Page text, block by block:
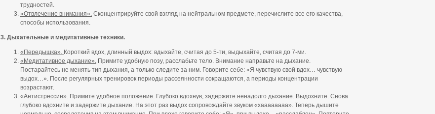
трудностей.
«Отвлечение внимания». Сконцентрируйте свой взгляд на нейтральном предмете, перечислите все его качества,
способы использования.
3. Дыхательные и медитативные техники.
«Передышка». Короткий вдох, длинный выдох: вдыхайте, считая до 5-ти, выдыхайте, считая до 7-ми.
«Медитативное дыхание». Примите удобную позу, расслабьте тело. Внимание направьте на дыхание.
Постарайтесь не менять тип дыхания, а только следите за ним. Говорите себе: «Я чувствую свой вдох… чувствую
выдох…». После регулярных тренировок периоды рассеянности сокращаются, а периоды концентрации
возрастают.
«Антистрессин». Примите удобное положение. Глубоко вдохнув, задержите ненадолго дыхание. Выдохните. Снова
глубоко вдохните и задержите дыхание. На этот раз выдох сопровождайте звуком «хаааааааа». Теперь дышите